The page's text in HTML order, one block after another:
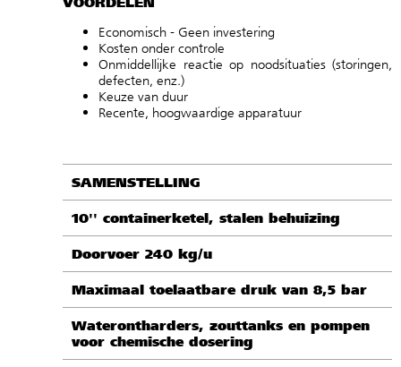
Economisch - Geen investering
Kosten onder controle
Onmiddellijke reactie op noodsituaties (storingen,
defecten, enz.)
Keuze van duur
Recente, hoogwaardige apparatuur
SAMENSTELLING
10'' containerketel, stalen behuizing
Doorvoer 240 kg/u
Maximaal toelaatbare druk van 8,5 bar
Waterontharders, zouttanks en pompen
voor chemische dosering